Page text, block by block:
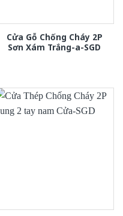
Cửa Gỗ Chống Cháy 2P
Sơn Xám Trắng-a-SGD